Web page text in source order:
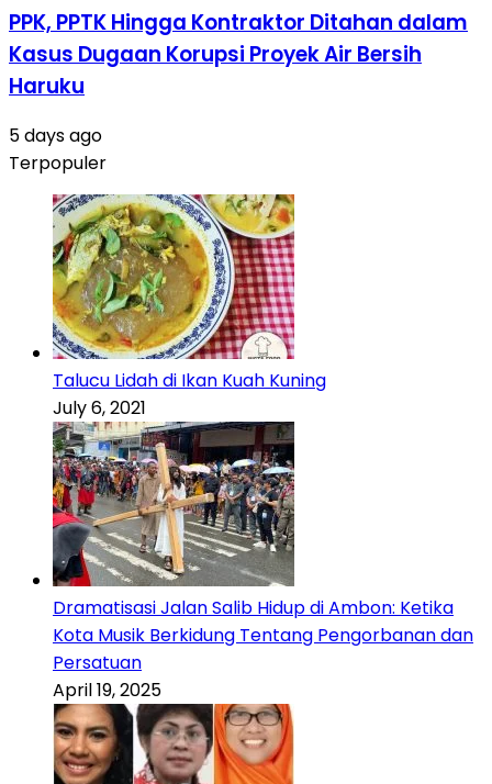
PPK, PPTK Hingga Kontraktor Ditahan dalam
Kasus Dugaan Korupsi Proyek Air Bersih
Haruku
5 days ago
Terpopuler
Talucu Lidah di Ikan Kuah Kuning
July 6, 2021
Dramatisasi Jalan Salib Hidup di Ambon: Ketika
Kota Musik Berkidung Tentang Pengorbanan dan
Persatuan
April 19, 2025